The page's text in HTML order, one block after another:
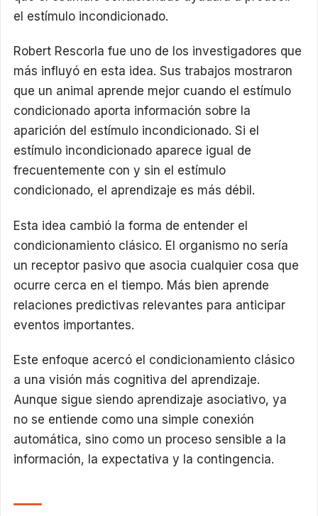
el estímulo incondicionado.
Robert Rescorla fue uno de los investigadores que
más influyó en esta idea. Sus trabajos mostraron
que un animal aprende mejor cuando el estímulo
condicionado aporta información sobre la
aparición del estímulo incondicionado. Si el
estímulo incondicionado aparece igual de
frecuentemente con y sin el estímulo
condicionado, el aprendizaje es más débil.
Esta idea cambió la forma de entender el
condicionamiento clásico. El organismo no sería
un receptor pasivo que asocia cualquier cosa que
ocurre cerca en el tiempo. Más bien aprende
relaciones predictivas relevantes para anticipar
eventos importantes.
Este enfoque acercó el condicionamiento clásico
a una visión más cognitiva del aprendizaje.
Aunque sigue siendo aprendizaje asociativo, ya
no se entiende como una simple conexión
automática, sino como un proceso sensible a la
información, la expectativa y la contingencia.